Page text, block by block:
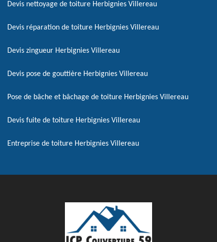
Devis nettoyage de toiture Herbignies Villereau
Devis réparation de toiture Herbignies Villereau
Devis zingueur Herbignies Villereau
Devis pose de gouttière Herbignies Villereau
Pose de bâche et bâchage de toiture Herbignies Villereau
Devis fuite de toiture Herbignies Villereau
Entreprise de toiture Herbignies Villereau